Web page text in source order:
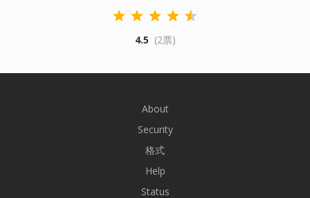
4.5 (2票)
About
Security
格式
Help
Status